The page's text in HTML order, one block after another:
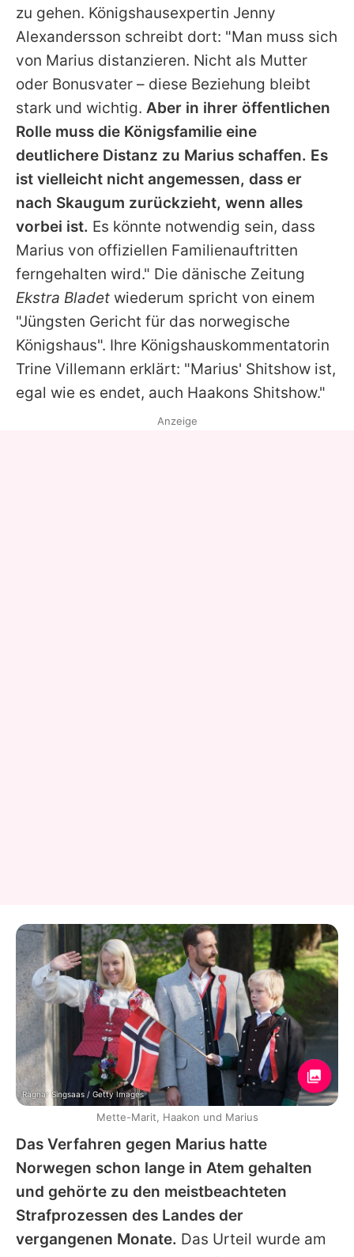
zu gehen. Königshausexpertin Jenny
Alexandersson schreibt dort: "Man muss sich
von Marius distanzieren. Nicht als Mutter
oder Bonusvater – diese Beziehung bleibt
stark und wichtig. Aber in ihrer öffentlichen
Rolle muss die Königsfamilie eine
deutlichere Distanz zu Marius schaffen. Es
ist vielleicht nicht angemessen, dass er
nach Skaugum zurückzieht, wenn alles
vorbei ist. Es könnte notwendig sein, dass
Marius von offiziellen Familienauftritten
ferngehalten wird." Die dänische Zeitung
Ekstra Bladet wiederum spricht von einem
"Jüngsten Gericht für das norwegische
Königshaus". Ihre Königshauskommentatorin
Trine Villemann erklärt: "Marius' Shitshow ist,
egal wie es endet, auch Haakons Shitshow."
Das Verfahren gegen Marius hatte
Norwegen schon lange in Atem gehalten
und gehörte zu den meistbeachteten
Strafprozessen des Landes der
vergangenen Monate. Das Urteil wurde am
Anzeige
Ragnar Singsaas / Getty Images
Mette-Marit, Haakon und Marius